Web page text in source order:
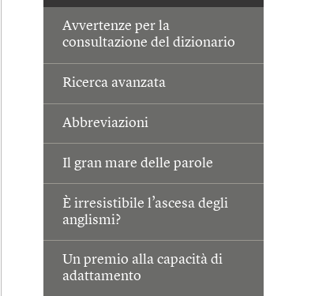
Avvertenze per la
consultazione del dizionario
Ricerca avanzata
Abbreviazioni
Il gran mare delle parole
È irresistibile l’ascesa degli
anglismi?
Un premio alla capacità di
adattamento